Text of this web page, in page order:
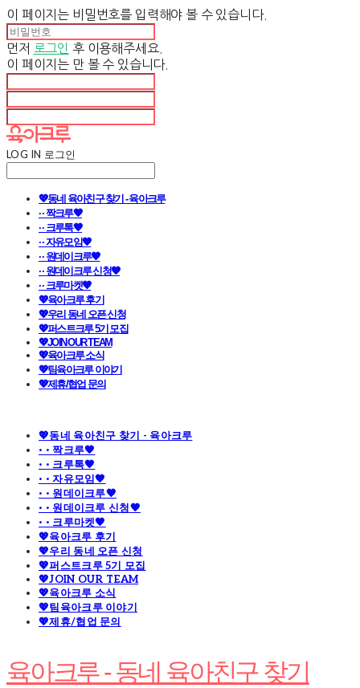
이 페이지는 비밀번호를 입력해야 볼 수 있습니다.
먼저 로그인 후 이용해주세요.
이 페이지는 만 볼 수 있습니다.
LOG IN 로그인
💖동네 육아친구 찾기 - 육아크루
· · 짝크루🧡
· · 크루톡🧡
· · 자유모임🧡
· · 원데이크루🧡
· · 원데이크루 신청🧡
· · 크루마켓🧡
💖육아크루 후기
💖우리 동네 오픈 신청
💖퍼스트크루 5기 모집
💖JOIN OUR TEAM
💖육아크루 소식
💖팀육아크루 이야기
💖제휴/협업 문의
💖동네 육아친구 찾기 - 육아크루
· · 짝크루🧡
· · 크루톡🧡
· · 자유모임🧡
· · 원데이크루🧡
· · 원데이크루 신청🧡
· · 크루마켓🧡
💖육아크루 후기
💖우리 동네 오픈 신청
💖퍼스트크루 5기 모집
💖JOIN OUR TEAM
💖육아크루 소식
💖팀육아크루 이야기
💖제휴/협업 문의
육아크루 - 동네 육아친구 찾기